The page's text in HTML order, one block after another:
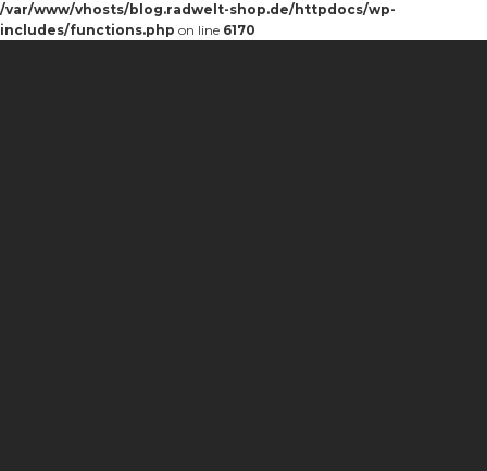
/var/www/vhosts/blog.radwelt-shop.de/httpdocs/wp-
includes/functions.php on line 6170